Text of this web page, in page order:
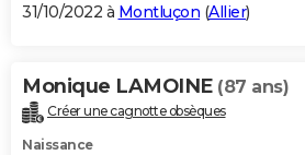
31/10/2022 à Montluçon (Allier)
Monique LAMOINE (87 ans)
Créer une cagnotte obsèques
Naissance